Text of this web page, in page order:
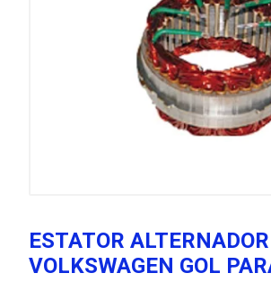
ESTATOR
VOLKSWAGEN GOL